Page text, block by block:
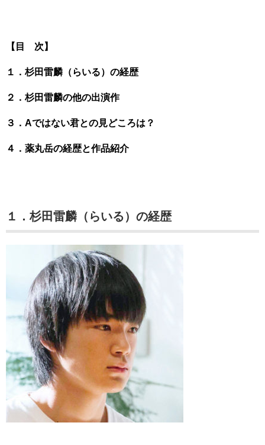
【目 次】
１．杉田雷麟（らいる）の経歴
２．杉田雷麟の他の出演作
３．Aではない君との見どころは？
４．薬丸岳の経歴と作品紹介
１．杉田雷麟（らいる）の経歴